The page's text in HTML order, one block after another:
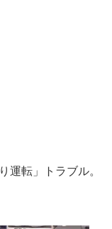
運転」トラブル。